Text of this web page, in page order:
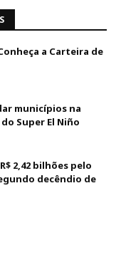
a Carteira de
municípios na
Super El Niño
2,42 bilhões pelo
decêndio de